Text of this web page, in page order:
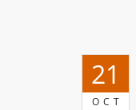
21
OCT